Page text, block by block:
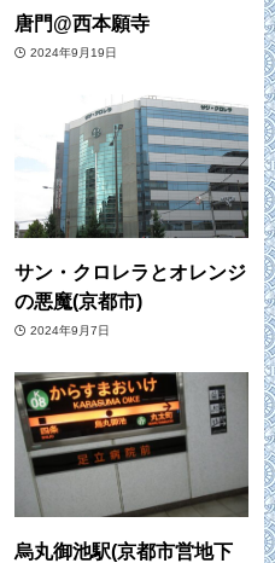
唐門@西本願寺
2024年9月19日
サン・クロレラとオレンジ
の悪魔(京都市)
2024年9月7日
烏丸御池駅(京都市営地下